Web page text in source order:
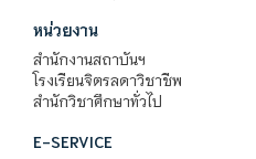
หน่วยงาน
สำนักงานสถาบันฯ
โรงเรียนจิตรลดาวิชาชีพ
สำนักวิชาศึกษาทั่วไป
E-SERVICE